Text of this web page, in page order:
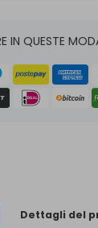
IN QUESTE
Dettagli del